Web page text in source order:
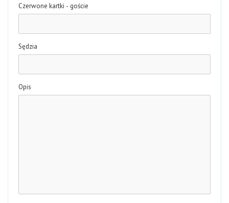
Czerwone kartki - goście
Sędzia
Opis